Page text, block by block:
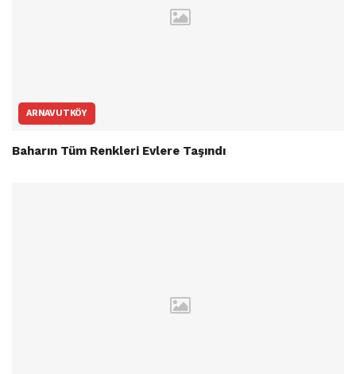
ARNAVUTKÖY
Baharın Tüm Renkleri Evlere Taşındı